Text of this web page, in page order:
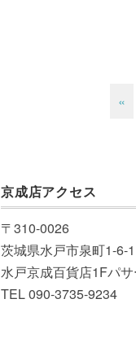
«
京成店アクセス
〒310-0026
茨城県水戸市泉町1-6-1
水戸京成百貨店1Fパサ
TEL 090-3735-9234